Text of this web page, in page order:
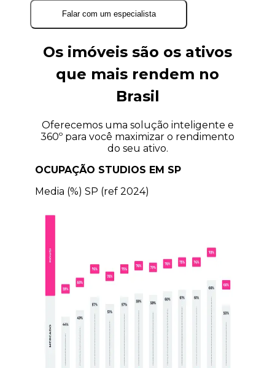
Falar com um especialista
Os imóveis são os ativos
que mais rendem no
Brasil
Oferecemos uma solução inteligente e
360º para você maximizar o rendimento
do seu ativo.
OCUPAÇÃO STUDIOS EM SP
Media (%) SP (ref 2024)